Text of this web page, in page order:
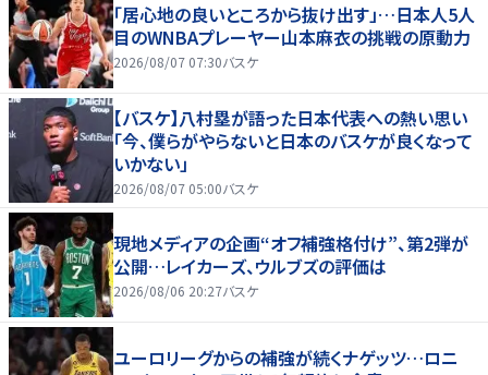
「居心地の良いところから抜け出す」…日本人5人
目のWNBAプレーヤー山本麻衣の挑戦の原動力
2026/08/07 07:30バスケ
【バスケ】八村塁が語った日本代表への熱い思い
「今、僕らがやらないと日本のバスケが良くなって
いかない」
2026/08/07 05:00バスケ
現地メディアの企画“オフ補強格付け”、第2弾が
公開…レイカーズ、ウルブズの評価は
2026/08/06 20:27バスケ
ユーロリーグからの補強が続くナゲッツ…ロニ